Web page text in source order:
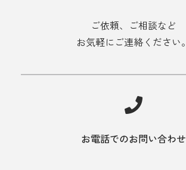
ご依頼、ご相談など
お気軽にご連絡ください。
お電話でのお問い合わせ